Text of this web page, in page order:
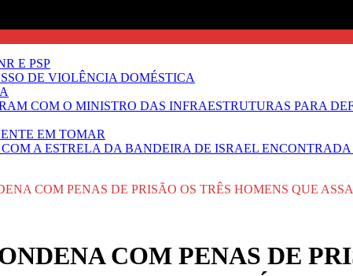
E PSP
DE VIOLÊNCIA DOMÉSTICA
COM O MINISTRO DAS INFRAESTRUTURAS PARA
EM TOMAR
A ESTRELA DA BANDEIRA DE ISRAEL
COM PENAS DE PRISÃO OS TRÊS HOMENS QUE
COM PENAS DE